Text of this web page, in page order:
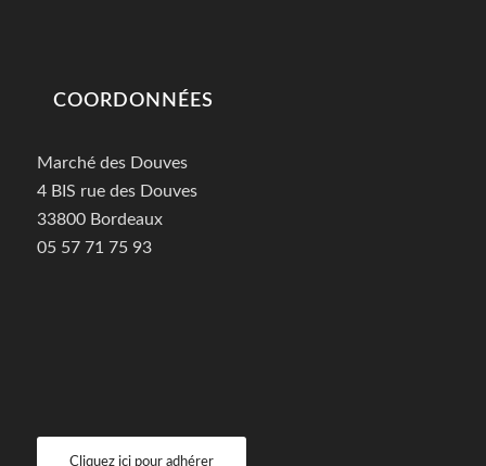
COORDONNÉES
Marché des Douves
4 BIS rue des Douves
33800 Bordeaux
05 57 71 75 93
Cliquez ici pour adhérer